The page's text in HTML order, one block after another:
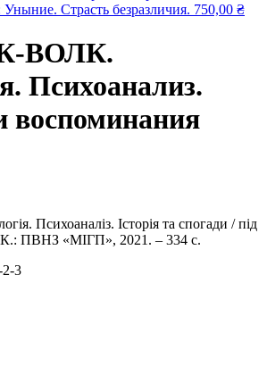
Страсть безразличия. 750,00 ₴
ВОЛК.
Психоанализ.
воспоминания
Психоаналіз. Історія та спогади / під
К.: ПВНЗ «МІГП», 2021. – 334 с.
3